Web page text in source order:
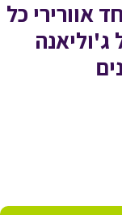
אוורירי כל